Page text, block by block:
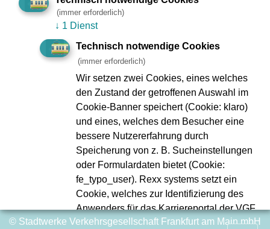
Kontakt
Ebbelwei-Expreß
Webseiten-Barriere melden
Erklärung zur Barrierefreiheit
Infos in Leichter Sprache
Soziale Netzwerke
© Stadtwerke Verkehrsgesellschaft Frankfurt am Main mbH
(immer erforderlich)
↓ 1 Dienst
Technisch notwendige Cookies
(immer erforderlich)
Wir setzen zwei Cookies, eines welches
den Zustand der getroffenen Auswahl im
Cookie-Banner speichert (Cookie: klaro)
und eines, welches dem Besucher eine
bessere Nutzererfahrung durch
Speicherung von z. B. Sucheinstellungen
oder Formulardaten bietet (Cookie:
fe_typo_user). Rexx systems setzt ein
Cookie, welches zur Identifizierung des
Anwenders für das Karriereportal der VGF
dient. Es handelt sich um ein